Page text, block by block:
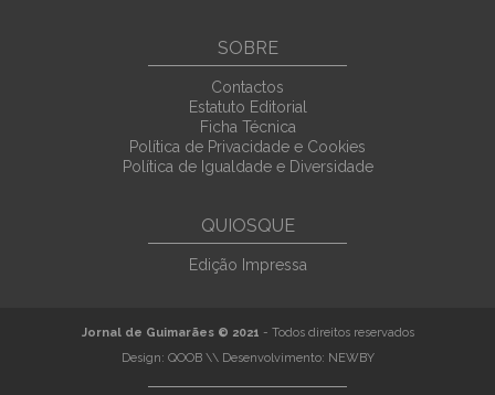
SOBRE
Contactos
Estatuto Editorial
Ficha Técnica
Política de Privacidade e Cookies
Política de Igualdade e Diversidade
QUIOSQUE
Edição Impressa
Jornal de Guimarães © 2021 - Todos direitos reservados
Design: QOOB\\ Desenvolvimento: NEWBY